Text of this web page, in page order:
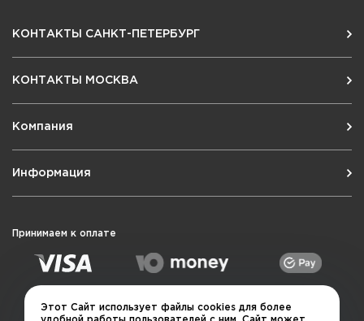
КОНТАКТЫ САНКТ-ПЕТЕРБУРГ
КОНТАКТЫ МОСКВА
Компания
Информация
Принимаем к оплате
Этот Сайт использует файлы cookies для более